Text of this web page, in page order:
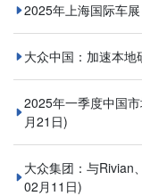
2025年上海国际车
大众中国：加速本地
2025年一季度中国
月21日)
大众集团：与Rivian
02月11日)